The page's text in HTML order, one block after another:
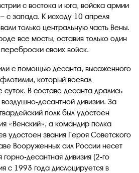
с востока и юга, войска армии
с запада. К исходу 10 апреля
только центральную часть Вены.
все мосты, оставив только один
своих войск.
с помощью десанта, высаженного
который воевал
суток. В составе десанта дрались
десантной дивизии. За
полк был удостоен
«Венский», а командир полка
удостоен звания Героя Советского
Вооруженных сил России несет
десантная дивизия (2-го
с 1993 года дислоцируется в